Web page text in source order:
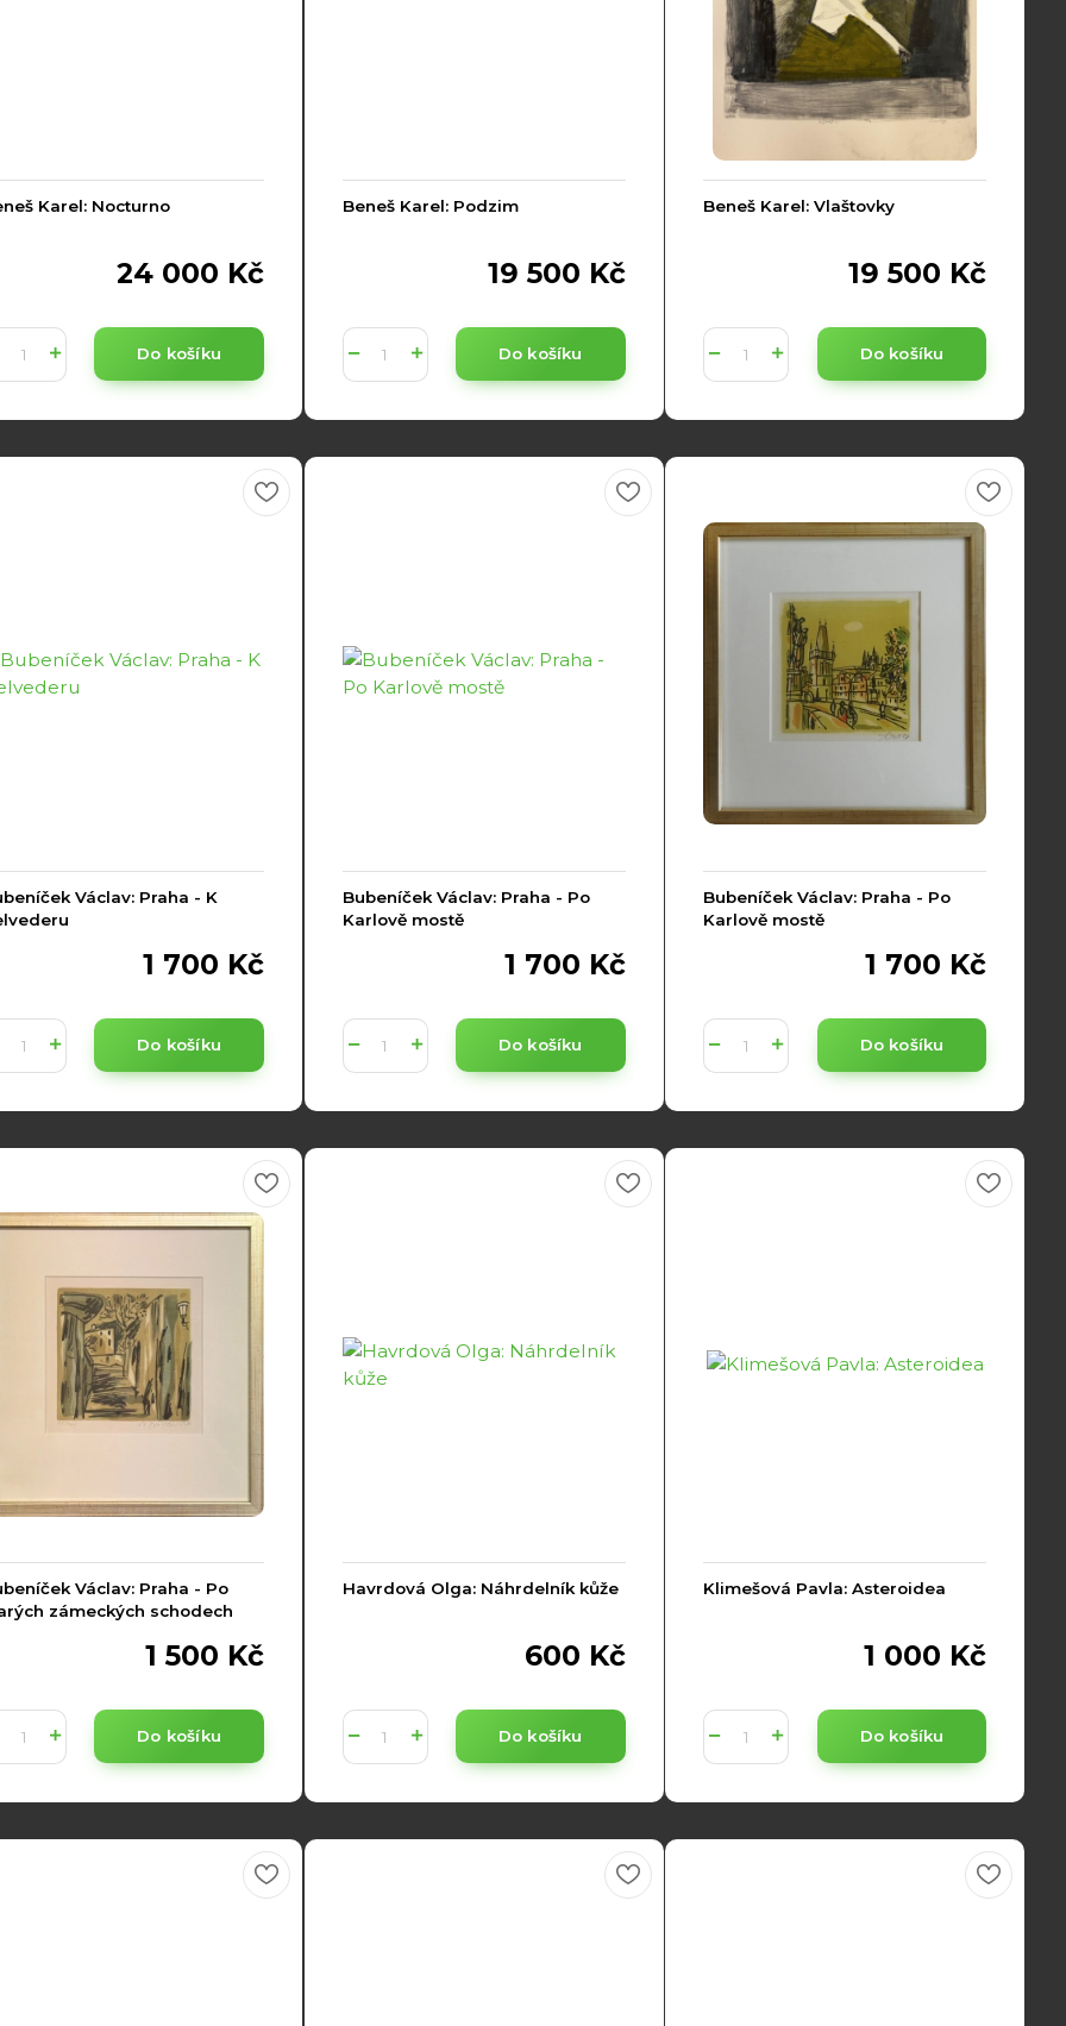
Karel: Nocturno
24 000 Kč
Do košíku
Beneš Karel: Podzim
19 500 Kč
Do košíku
Beneš Karel: Vlaštovky
19 500 Kč
Do košíku
Václav: Praha - K
1 700 Kč
Do košíku
Bubeníček Václav: Praha - Po
Karlově mostě
1 700 Kč
Do košíku
Bubeníček Václav: Praha - Po
Karlově mostě
1 700 Kč
Do košíku
Václav: Praha - Po
zámeckých schodech
1 500 Kč
Do košíku
Havrdová Olga: Náhrdelník kůže
600 Kč
Do košíku
Klimešová Pavla: Asteroidea
1 000 Kč
Do košíku